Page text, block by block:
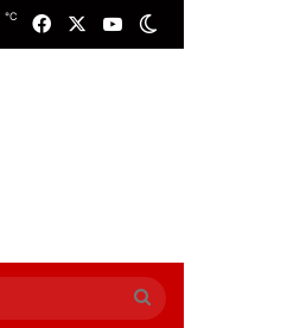
℃ FacebookYouTube
এখানে